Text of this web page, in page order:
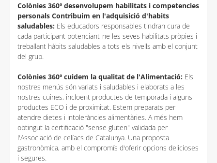
Colònies 360º desenvolupem habilitats i competencies
personals Contribuim en l'adquisició d'habits
saludables: Els educadors responsables tindran cura de
cada participant potenciant-ne les seves habilitats pròpies i
treballant hàbits saludables a tots els nivells amb el conjunt
del grup.
Colònies 360º cuidem la qualitat de l'Alimentació: Els
nostres menús són variats i saludables i elaborats a les
nostres cuines, incloent productes de temporada i alguns
productes ECO i de proximitat. Estem preparats per
atendre dietes i intoleràncies alimentàries. A més hem
obtingut la certificació "sense gluten" validada per
l'Associació de celíacs de Catalunya. Una proposta
gastronòmica, amb el compromís d'oferir opcions delicioses
i segures.